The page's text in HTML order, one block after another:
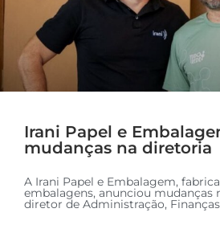
Irani Papel e
mudanças na diretoria
A Irani Papel e Embalagem,
embalagens, anunciou mudanças
diretor de Administração, Finanças